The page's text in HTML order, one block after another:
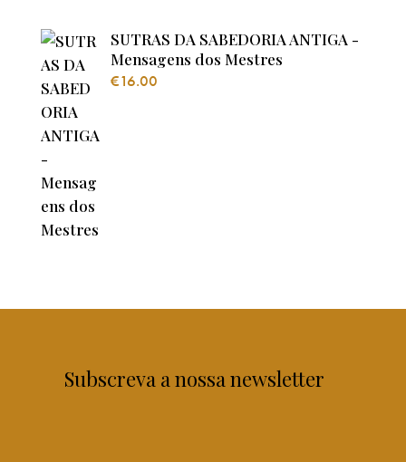
SUTRAS DA SABEDORIA ANTIGA -
Mensagens dos Mestres
€16.00
Subscreva a nossa newsletter